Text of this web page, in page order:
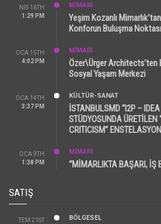
NIS 16TH
1:29 PM
MİMARİ
Yeşim Kozanlı
Konforun Buluşma
OCA 15TH
4:02 PM
MİMARİ
Özer\Ürger Architects’ten
Sosyal Yaşam Merkezi
OCA 14TH
3:37 PM
KÜLTÜR-SANAT
İSTANBULSMD “I2P –
STÜDYOSUNDA
CRITICISM”
OCA 9TH
1:38 PM
MİMARİ
“MİMARLIKTA BAŞARI, İŞ
SATIŞ
TEM 21ST
BÖLGESEL